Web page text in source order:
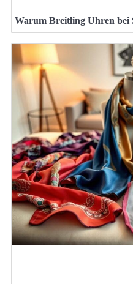
Warum Breitling Uhren bei